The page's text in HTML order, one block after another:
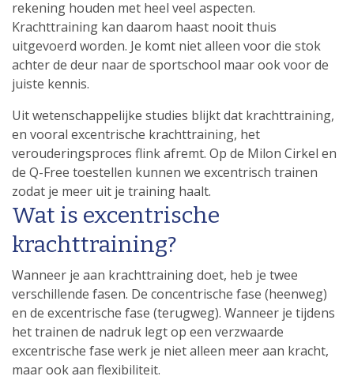
rekening houden met heel veel aspecten.
Krachttraining kan daarom haast nooit thuis
uitgevoerd worden. Je komt niet alleen voor die stok
achter de deur naar de sportschool maar ook voor de
juiste kennis.
Uit wetenschappelijke studies blijkt dat krachttraining,
en vooral excentrische krachttraining, het
verouderingsproces flink afremt. Op de Milon Cirkel en
de Q-Free toestellen kunnen we excentrisch trainen
zodat je meer uit je training haalt.
Wat is excentrische
krachttraining?
Wanneer je aan krachttraining doet, heb je twee
verschillende fasen. De concentrische fase (heenweg)
en de excentrische fase (terugweg). Wanneer je tijdens
het trainen de nadruk legt op een verzwaarde
excentrische fase werk je niet alleen meer aan kracht,
maar ook aan flexibiliteit.